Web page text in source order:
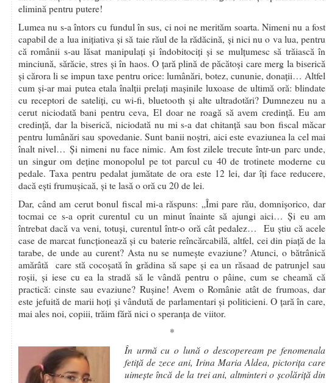
elimină pentru putere!
Lumea nu s-a întors cu fundul în sus, ci noi ne merităm soarta. Nimeni nu a fost
capabil de a lua iniţiativa și să taie răul de la rădăcină, şi nici nu o va lua, pentru
că românii s-au lăsat manipulaţi şi îndobitociţi şi se mulţumesc să trăiască în
minciună, sărăcie, stres şi în haos. O ţară plină de păcătoşi care merg la biserică
şi cărora li se impun taxe pentru orice: lumânări, botez, cununie, donaţii… Altfel
cum şi-ar mai putea etala înalţii prelaţi maşinile luxoase de ultimă oră: blindate
cu receptori de sateliţi, cu wi-fi, bluetooth şi alte ultradotări? Dumnezeu nu a
cerut niciodată bani pentru ceva, El doar ne roagă să avem credinţă. Eu am
credinţă, dar la biserică, niciodată nu mi s-a dat chitanţă sau bon fiscal măcar
pentru lumânări sau spovedanie. Sunt banii noştri, aici este evaziunea la cel mai
înalt nivel… Şi nimeni nu face nimic. Am fost zilele trecute într-un parc unde,
un singur om deţine monopolul pe tot parcul cu 40 de trotinete moderne cu
pedale. Taxa pentru pedalat jumătate de ora este 12 lei, dar îţi face reducere,
dacă eşti frumuşicaă, şi te lasă o oră cu 20 de lei.
Dar, când am cerut bonul fiscal mi-a răspuns: „Îmi pare rău, domnişorico, dar
tocmai ce s-a oprit curentul cu un minut înainte să ajungi aici… Și eu am
întrebat dacă va veni, totuși, curentul într-o oră cât pedalez… Eu ştiu că acele
case de marcat funcţionează şi cu baterie reîncărcabilă, altfel, cei din piaţă de la
tarabe, de unde au curent? Asta nu se numeşte evaziune? Atunci, o bătrânică
amărâtă care stă cocoşată în grădina să sape și ea un răsaad de patrunjel sau
roșii, şi iese cu ea la stradă să le vândă pentru o pâine, cum se cheamă că
practică: cinste sau evaziune? Ruşine! Avem o Românie atât de frumoas, dar
este jefuită de marii hoţi și vândută de parlamentari și politicieni. O țară în care,
mai ales noi, copiii, trăim fără nici o speranţa de viitor.
*
În urmă cu o lună o descopeream pe fenomenala
fetiță de zece ani, Irina Maria Aldea, pictorița care
uimește încă de la trei ani, altminterio școlăriță din